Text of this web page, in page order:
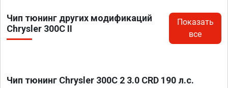
Чип тюнинг других модификаций
Chrysler 300C II
Показать
все
Чип тюнинг Chrysler 300C 2 3.0 CRD 190 л.с.